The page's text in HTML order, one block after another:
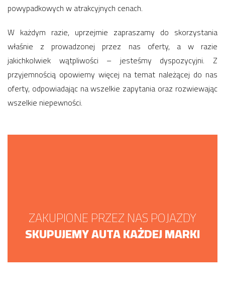
powypadkowych w atrakcyjnych cenach.
W każdym razie, uprzejmie zapraszamy do skorzystania
właśnie z prowadzonej przez nas oferty, a w razie
jakichkolwiek wątpliwości – jesteśmy dyspozycyjni. Z
przyjemnością opowiemy więcej na temat należącej do nas
oferty, odpowiadając na wszelkie zapytania oraz rozwiewając
wszelkie niepewności.
ZAKUPIONE PRZEZ NAS POJAZDY
SKUPUJEMY AUTA KAŻDEJ MARKI